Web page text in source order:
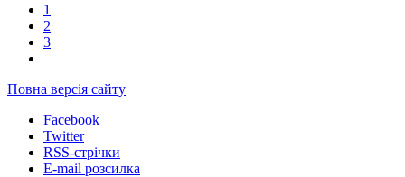
1
2
3
Повна версія сайту
Facebook
Twitter
RSS-стрічки
E-mail розсилка